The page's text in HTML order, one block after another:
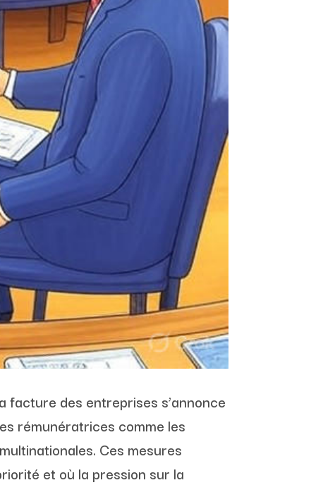
facture des entreprises s’annonce
rémunératrices comme les
Ces mesures
et où la pression sur la